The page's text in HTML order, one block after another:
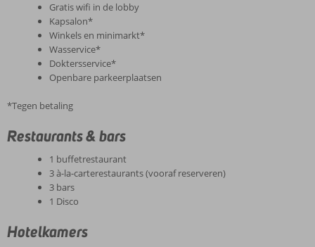
Gratis wifi in de lobby
Kapsalon*
Winkels en minimarkt*
Wasservice*
Doktersservice*
Openbare parkeerplaatsen
*Tegen betaling
Restaurants & bars
1 buffetrestaurant
3 à-la-carterestaurants (vooraf reserveren)
3 bars
1 Disco
Hotelkamers